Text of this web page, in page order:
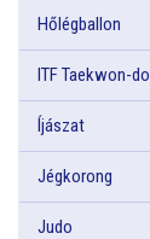
Hőlégballon
ITF Taekwon-do
Íjászat
Jégkorong
Judo